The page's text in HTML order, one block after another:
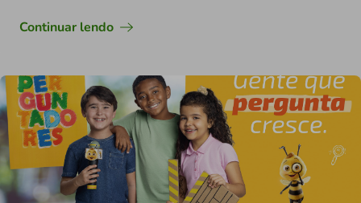
Continuar lendo